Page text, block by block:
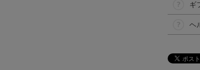
ギ
ヘ